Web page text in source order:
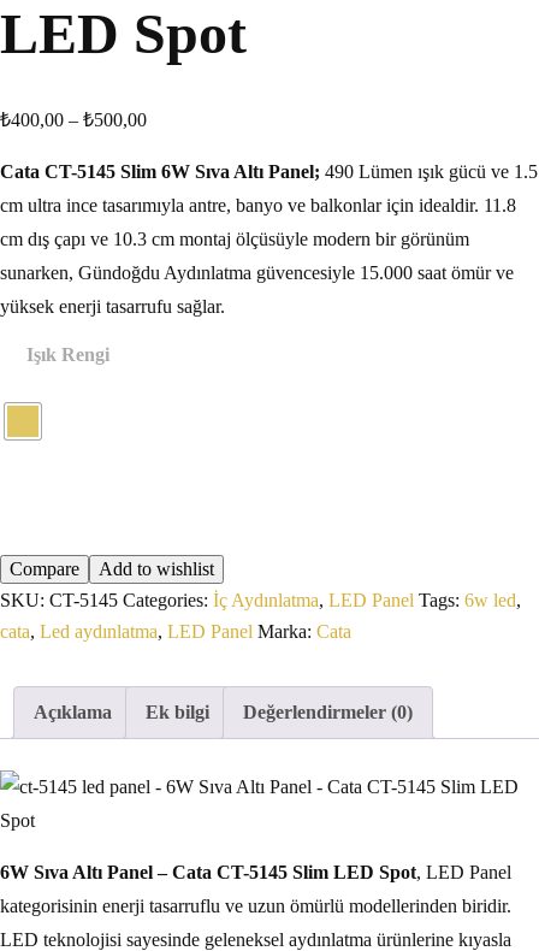
LED Spot
₺400,00 – ₺500,00
Cata CT-5145 Slim 6W Sıva Altı Panel; 490 Lümen ışık gücü ve 1.5
cm ultra ince tasarımıyla antre, banyo ve balkonlar için idealdir. 11.8
cm dış çapı ve 10.3 cm montaj ölçüsüyle modern bir görünüm
sunarken, Gündoğdu Aydınlatma güvencesiyle 15.000 saat ömür ve
yüksek enerji tasarrufu sağlar.
Işık Rengi
Compare
Add to wishlist
SKU: CT-5145 Categories: İç Aydınlatma, LED Panel Tags: 6w led,
cata, Led aydınlatma, LED Panel Marka: Cata
Açıklama Ek bilgi Değerlendirmeler (0)
6W Sıva Altı Panel – Cata CT-5145 Slim LED Spot, LED Panel
kategorisinin enerji tasarruflu ve uzun ömürlü modellerinden biridir.
LED teknolojisi sayesinde geleneksel aydınlatma ürünlerine kıyasla